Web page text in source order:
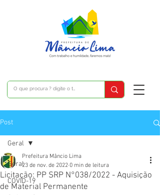
Post
Geral
COVID-19
Geral
Licitação: PP SRP N°038/2022 - Aquisição
de Material Permanente
Prefeitura Mâncio Lima
23 de nov. de 2022 0 min de leitura